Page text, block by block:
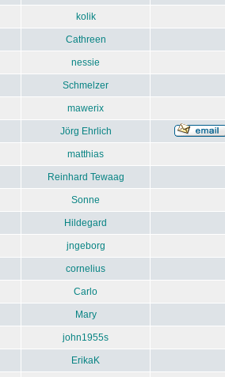
kolik
Cathreen
nessie
Schmelzer
mawerix
Jörg Ehrlich
matthias
Reinhard Tewaag
Sonne
Hildegard
jngeborg
cornelius
Carlo
Mary
john1955s
ErikaK